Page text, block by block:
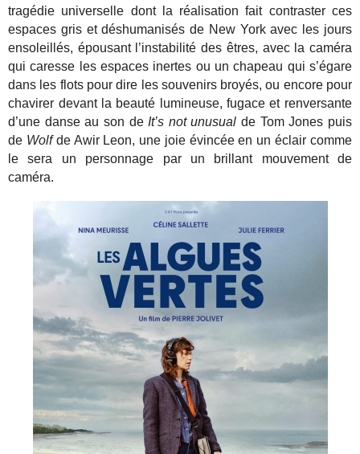
tragédie universelle dont la réalisation fait contraster ces
espaces gris et déshumanisés de New York avec les jours
ensoleillés, épousant l’instabilité des êtres, avec la caméra
qui caresse les espaces inertes ou un chapeau qui s’égare
dans les flots pour dire les souvenirs broyés, ou encore pour
chavirer devant la beauté lumineuse, fugace et renversante
d’une danse au son de It’s not unusual de Tom Jones puis
de Wolfde Awir Leon, une joie évincée en un éclair comme
le sera un personnage par un brillant mouvement de
caméra.